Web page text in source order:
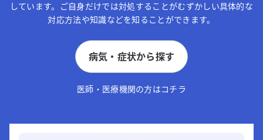
しています。ご自身だけでは対処することがむずかしい具体的な
対応方法や知識などを知ることができます。
病気・症状から探す
医師・医療機関の方はコチラ